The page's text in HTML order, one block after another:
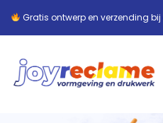
Gratis ontwerp en verzending bij